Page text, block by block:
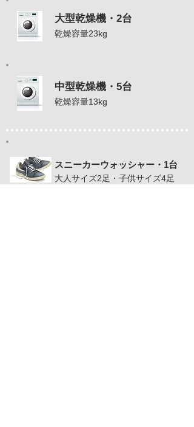
大型乾燥機・2台
乾燥容量23kg
中型乾燥機・5台
乾燥容量13kg
スニーカーウォッシャー・1台
大人サイズ2足・子供サイズ4足